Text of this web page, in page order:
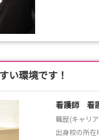
い環境です！
看護師 看
職歴(キャリア
出身校の所在